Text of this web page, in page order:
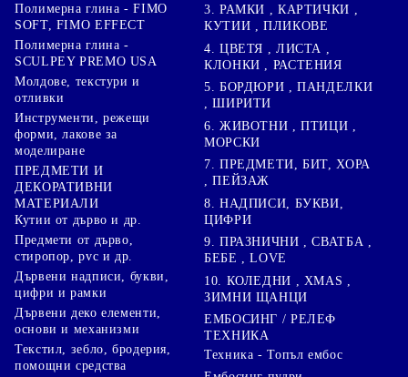
Полимерна глина - FIMO
SOFT, FIMO EFFECT
Полимерна глина -
SCULPEY PREMO USA
Молдове, текстури и
отливки
Инструменти, режещи
форми, лакове за
моделиране
ПРЕДМЕТИ И
ДЕКОРАТИВНИ
МАТЕРИАЛИ
Кутии от дърво и др.
Предмети от дърво,
стиропор, pvc и др.
Дървени надписи, букви,
цифри и рамки
Дървени деко елементи,
основи и механизми
Текстил, зебло, бродерия,
помощни средства
3. РАМКИ , КАРТИЧКИ ,
КУТИИ , ПЛИКОВЕ
4. ЦВЕТЯ , ЛИСТА ,
КЛОНКИ , РАСТЕНИЯ
5. БОРДЮРИ , ПАНДЕЛКИ
, ШИРИТИ
6. ЖИВОТНИ , ПТИЦИ ,
МОРСКИ
7. ПРЕДМЕТИ, БИТ, ХОРА
, ПЕЙЗАЖ
8. НАДПИСИ, БУКВИ,
ЦИФРИ
9. ПРАЗНИЧНИ , СВАТБА ,
БЕБЕ , LOVE
10. КОЛЕДНИ , XMAS ,
ЗИМНИ ЩАНЦИ
ЕМБОСИНГ / РЕЛЕФ
ТЕХНИКА
Техника - Топъл ембос